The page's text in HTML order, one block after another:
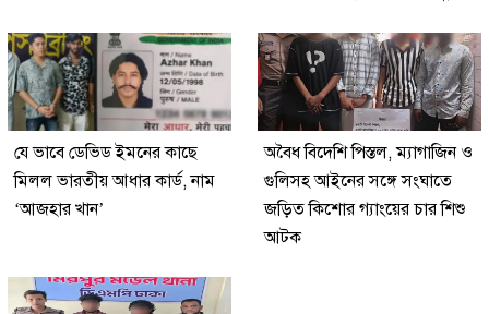
যে ভাবে ডেভিড ইমনের কাছে
মিলল ভারতীয় আধার কার্ড, নাম
‘আজহার খান’
অবৈধ বিদেশি পিস্তল, ম্যাগাজিন ও
গুলিসহ আইনের সঙ্গে সংঘাতে
জড়িত কিশোর গ্যাংয়ের চার শিশু
আটক